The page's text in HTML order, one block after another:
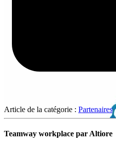
Article de la catégorie : Partenaires
Teamway workplace par Altiore